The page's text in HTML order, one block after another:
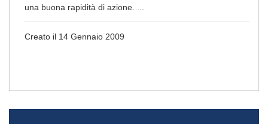
una buona rapidità di azione. ...
Creato il 14 Gennaio 2009